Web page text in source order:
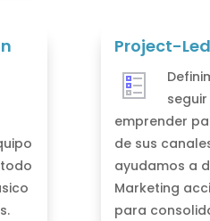
Project-Led
emprender
de sus
ayudamos a
Marketing
para